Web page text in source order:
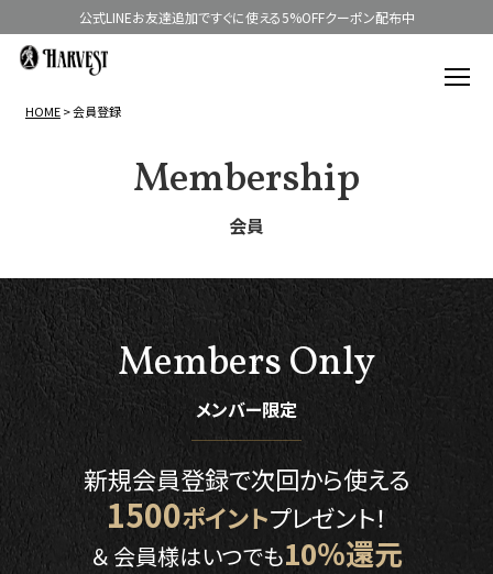
公式LINEお友達追加ですぐに使える5%OFFクーポン配布中
HOME 会員登録
Membership
会員
Members Only
メンバー限定
新規会員登録で次回から使える
1500ポイントプレゼント！
＆ 会員様はいつでも10％還元